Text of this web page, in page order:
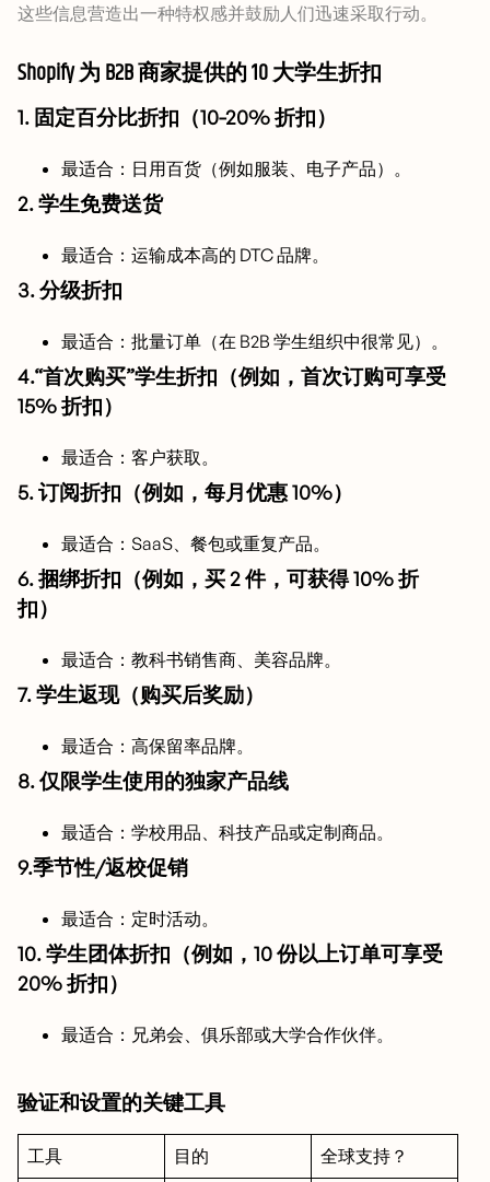
这些信息营造出一种特权感并鼓励人们迅速采取行动。
Shopify 为 B2B 商家提供的 10 大学生折扣
1. 固定百分比折扣（10-20% 折扣）
最适合：日用百货（例如服装、电子产品）。
2. 学生免费送货
最适合：运输成本高的 DTC 品牌。
3. 分级折扣
最适合：批量订单（在 B2B 学生组织中很常见）。
4.“首次购买”学生折扣（例如，首次订购可享受
15% 折扣）
最适合：客户获取。
5. 订阅折扣（例如，每月优惠 10%）
最适合：SaaS、餐包或重复产品。
6. 捆绑折扣（例如，买 2 件，可获得 10% 折
扣）
最适合：教科书销售商、美容品牌。
7. 学生返现（购买后奖励）
最适合：高保留率品牌。
8. 仅限学生使用的独家产品线
最适合：学校用品、科技产品或定制商品。
9.季节性/返校促销
最适合：定时活动。
10. 学生团体折扣（例如，10 份以上订单可享受
20% 折扣）
最适合：兄弟会、俱乐部或大学合作伙伴。
验证和设置的关键工具
工具 目的
全球支持？